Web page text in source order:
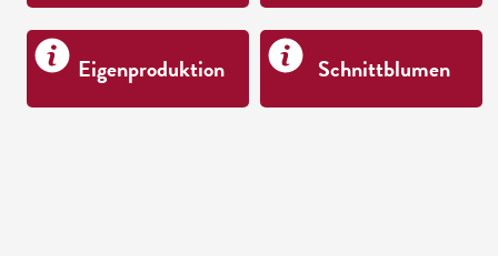
Eigenproduktion Schnittblumen